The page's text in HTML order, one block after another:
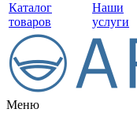
Каталог
товаров
Наши
услуги
Меню